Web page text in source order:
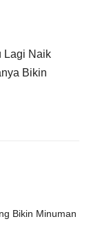
Lagi Naik
Bikin
Bikin Minuman